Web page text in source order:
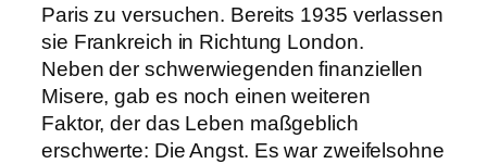
Paris zu versuchen. Bereits 1935 verlassen
sie Frankreich in Richtung London.
Neben der schwerwiegenden finanziellen
Misere, gab es noch einen weiteren
Faktor, der das Leben maßgeblich
erschwerte: Die Angst. Es war zweifelsohne